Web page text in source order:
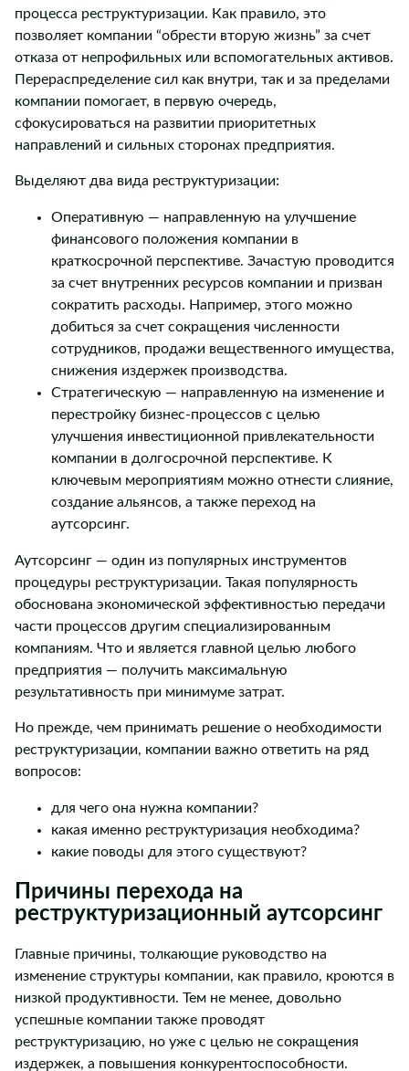
процесса реструктуризации. Как правило, это
позволяет компании “обрести вторую жизнь” за счет
отказа от непрофильных или вспомогательных активов.
Перераспределение сил как внутри, так и за пределами
компании помогает, в первую очередь,
сфокусироваться на развитии приоритетных
направлений и сильных сторонах предприятия.
Выделяют два вида реструктуризации:
Оперативную — направленную на улучшение
финансового положения компании в
краткосрочной перспективе. Зачастую проводится
за счет внутренних ресурсов компании и призван
сократить расходы. Например, этого можно
добиться за счет сокращения численности
сотрудников, продажи вещественного имущества,
снижения издержек производства.
Стратегическую — направленную на изменение и
перестройку бизнес-процессов с целью
улучшения инвестиционной привлекательности
компании в долгосрочной перспективе. К
ключевым мероприятиям можно отнести слияние,
создание альянсов, а также переход на
аутсорсинг.
Аутсорсинг — один из популярных инструментов
процедуры реструктуризации. Такая популярность
обоснована экономической эффективностью передачи
части процессов другим специализированным
компаниям. Что и является главной целью любого
предприятия — получить максимальную
результативность при минимуме затрат.
Но прежде, чем принимать решение о необходимости
реструктуризации, компании важно ответить на ряд
вопросов:
для чего она нужна компании?
какая именно реструктуризация необходима?
какие поводы для этого существуют?
Причины перехода на
реструктуризационный аутсорсинг
Главные причины, толкающие руководство на
изменение структуры компании, как правило, кроются в
низкой продуктивности. Тем не менее, довольно
успешные компании также проводят
реструктуризацию, но уже с целью не сокращения
издержек, а повышения конкурентоспособности.